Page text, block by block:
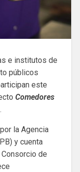
e institutos de
públicos
este
Comedores
.
la Agencia
y cuenta
de